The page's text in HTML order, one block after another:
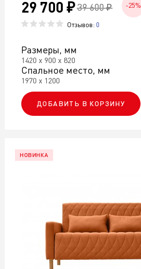
29 700 ₽ 39 600 ₽ -25%
Отзывов: 0
Размеры, мм
1420 х 900 х 820
Спальное место, мм
1970 х 1200
ДОБАВИТЬ В КОРЗИНУ
НОВИНКА